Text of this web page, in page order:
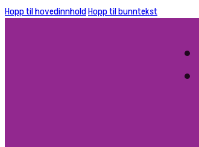
Hopp til hovedinnholdHopp til bunntekst